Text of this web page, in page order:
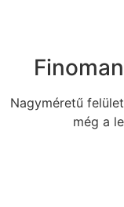
Nagyméretű
még a